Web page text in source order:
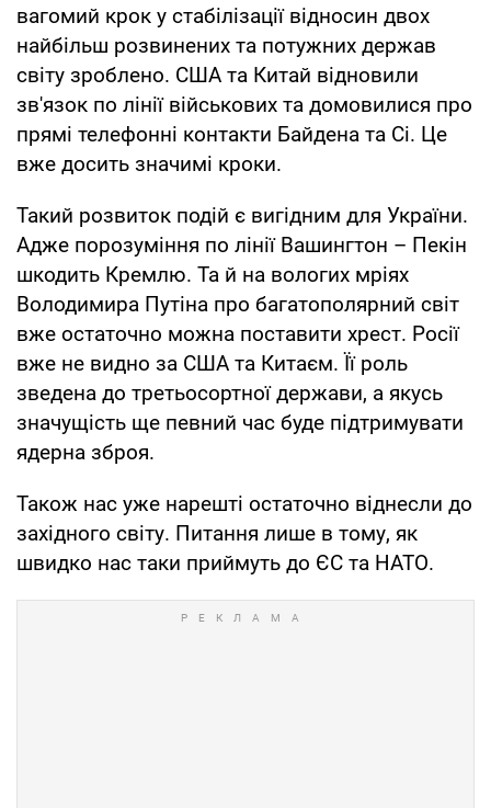
вагомий крок у стабілізації відносин двох
найбільш розвинених та потужних держав
світу зроблено. США та Китай відновили
зв'язок по лінії військових та домовилися про
прямі телефонні контакти Байдена та Сі. Це
вже досить значимі кроки.
Такий розвиток подій є вигідним для України.
Адже порозуміння по лінії Вашингтон – Пекін
шкодить Кремлю. Та й на вологих мріях
Володимира Путіна про багатополярний світ
вже остаточно можна поставити хрест. Росії
вже не видно за США та Китаєм. Її роль
зведена до третьосортної держави, а якусь
значущість ще певний час буде підтримувати
ядерна зброя.
Також нас уже нарешті остаточно віднесли до
західного світу. Питання лише в тому, як
швидко нас таки приймуть до ЄС та НАТО.